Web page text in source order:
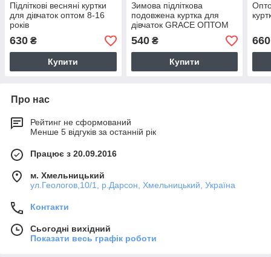
Підліткові весняні куртки
для дівчаток оптом 8-16
років
630 ₴
Купити
Зимова підліткова
подовжена куртка для
дівчаток GRACE ОПТОМ
540₴
Купити
660
Про нас
Рейтинг не сформований
Менше 5 відгуків за останній рік
Працює з 20.09.2016
м. Хмельницький
ул.Геологов,10/1, р.Дарсон, Хмельницький, Україна
Контакти
Сьогодні вихідний
Показати весь графік роботи